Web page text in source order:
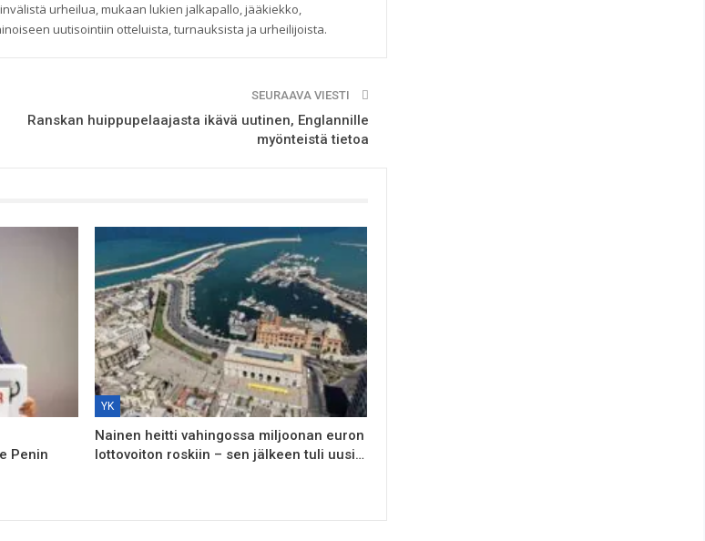
urheilua, mukaan lukien jalkapallo, jääkiekko,
uutisointiin otteluista, turnauksista ja urheilijoista.
SEURAAVA VIESTI
Ranskan huippupelaajasta ikävä uutinen, Englannille
myönteistä tietoa
Penin
YK
Nainen heitti vahingossa miljoonan euron
lottovoiton roskiin – sen jälkeen tuli uusi…